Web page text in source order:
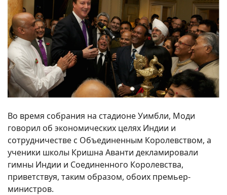
Во время собрания на стадионе Уимбли, Моди
говорил об экономических целях Индии и
сотрудничестве с Объединенным Королевством, а
ученики школы Кришна Аванти декламировали
гимны Индии и Соединенного Королевства,
приветствуя, таким образом, обоих премьер-
министров.